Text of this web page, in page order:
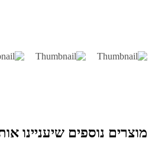
נוספים שיעניינו אותך